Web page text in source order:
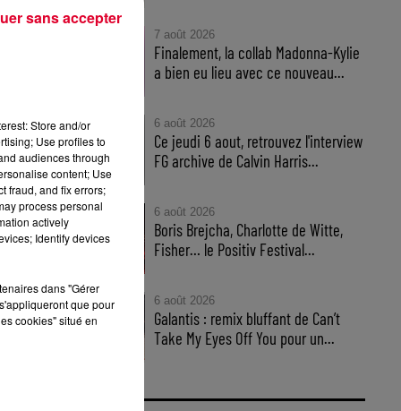
7 août 2026
Finalement, la collab Madonna-Kylie
a bien eu lieu avec ce nouveau...
6 août 2026
Ce jeudi 6 aout, retrouvez l'interview
FG archive de Calvin Harris...
6 août 2026
Boris Brejcha, Charlotte de Witte,
Fisher… le Positiv Festival...
6 août 2026
Galantis : remix bluffant de Can’t
Take My Eyes Off You pour un...
Store and/or
Use profiles to
audiences through
content; Use
fraud, and fix errors;
process personal
actively
Identify devices
dans "Gérer
que pour
cookies" situé en
sans accepter